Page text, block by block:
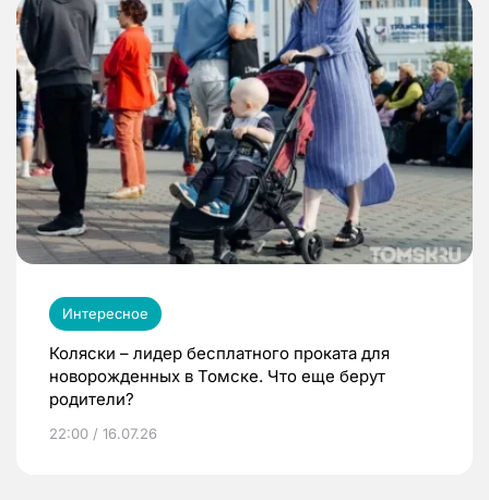
Интересное
Коляски – лидер бесплатного проката для
новорожденных в Томске. Что еще берут
родители?
22:00 / 16.07.26